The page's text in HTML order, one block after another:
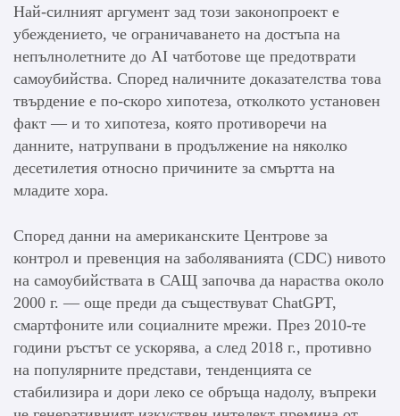
Най-силният аргумент зад този законопроект е
убеждението, че ограничаването на достъпа на
непълнолетните до AI чатботове ще предотврати
самоубийства. Според наличните доказателства това
твърдение е по-скоро хипотеза, отколкото установен
факт — и то хипотеза, която противоречи на
данните, натрупвани в продължение на няколко
десетилетия относно причините за смъртта на
младите хора.
Според данни на американските Центрове за
контрол и превенция на заболяванията (CDC) нивото
на самоубийствата в САЩ започва да нараства около
2000 г. — още преди да съществуват ChatGPT,
смартфоните или социалните мрежи. През 2010-те
години ръстът се ускорява, а след 2018 г., противно
на популярните представи, тенденцията се
стабилизира и дори леко се обръща надолу, въпреки